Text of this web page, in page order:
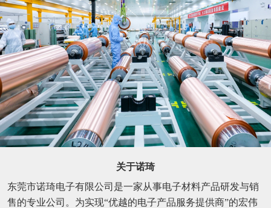
关于诺琦
东莞市诺琦电子有限公司是一家从事电子材料产品研发与销
售的专业公司。为实现“优越的电子产品服务提供商”的宏伟